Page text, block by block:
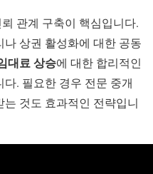
관계 구축이 핵심입니다.
상권 활성화에 대한 공동
대료 상승에 대한 합리적인
. 필요한 경우 전문 중개
것도 효과적인 전략입니